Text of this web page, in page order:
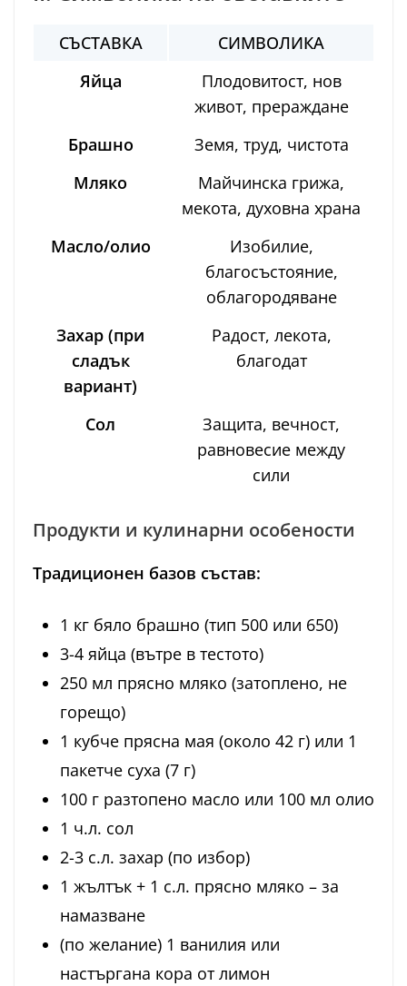
СЪСТАВКА
СИМВОЛИКА
Яйца
Плодовитост, нов
живот, прераждане
Брашно
Земя, труд, чистота
Мляко
Майчинска грижа,
мекота, духовна храна
Масло/олио
Изобилие,
благосъстояние,
облагородяване
Захар (при
сладък
вариант)
Радост, лекота,
благодат
Сол
Защита, вечност,
равновесие между
сили
Продукти и кулинарни особености
Традиционен базов състав:
1 кг бяло брашно (тип 500 или 650)
3-4 яйца (вътре в тестото)
250 мл прясно мляко (затоплено, не
горещо)
1 кубче прясна мая (около 42 г) или 1
пакетче суха (7 г)
100 г разтопено масло или 100 мл олио
1 ч.л. сол
2-3 с.л. захар (по избор)
1 жълтък + 1 с.л. прясно мляко – за
намазване
(по желание) 1 ванилия или
настъргана кора от лимон